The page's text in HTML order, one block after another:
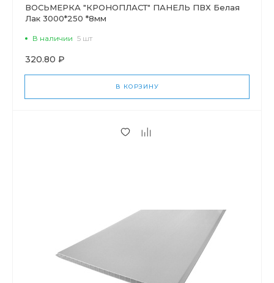
ВОСЬМЕРКА "КРОНОПЛАСТ" ПАНЕЛЬ ПВХ Белая
Лак 3000*250 *8мм
В наличии 5 шт
320.80 ₽
В КОРЗИНУ